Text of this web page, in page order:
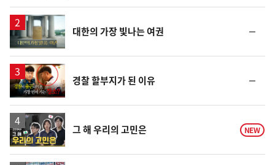
일
영
상
대한의 가장 빛나는 여권
일
영
상
경찰 할부지가 된 이유
일
영
상
그 해 우리의 고민은 NEW